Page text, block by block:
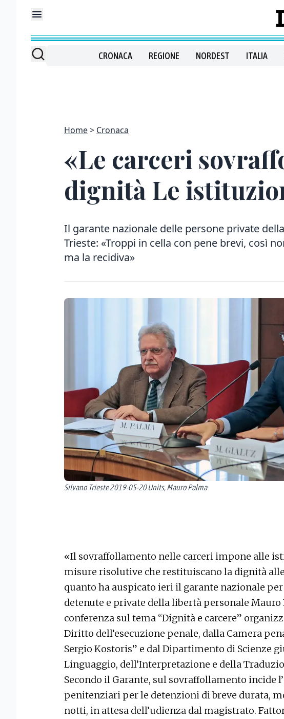
CRONACA REGIONE NORDEST ITALIA
Home Cronaca
«Le carceri
dignità Le
Il garante nazionale delle persone private
Trieste: «Troppi in cella con pene brevi, così
ma la recidiva»
Silvano Trieste 2019-05-20 Units, Mauro Palma
«Il sovraffollamento nelle carceri impone alle
misure risolutive che restituiscano la dignità
quanto ha auspicato ieri il garante nazionale
detenute e private della libertà personale Mauro
conferenza sul tema “Dignità e carcere”
Diritto dell’esecuzione penale, dalla Camera
Sergio Kostoris” e dal Dipartimento di Scienze
Linguaggio, dell’Interpretazione e della
Secondo il Garante, sul sovraffollamento incide
penitenziari per le detenzioni di breve durata,
notti, in attesa dell’udienza dal magistrato.